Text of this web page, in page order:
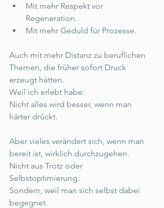
Mit mehr Respekt vor
Regeneration.
Mit mehr Geduld für Prozesse.
Auch mit mehr Distanz zu beruflichen
Themen, die früher sofort Druck
erzeugt hätten.
Weil ich erlebt habe:
Nicht alles wird besser, wenn man
härter drückt.
Aber vieles verändert sich, wenn man
bereit ist, wirklich durchzugehen.
Nicht aus Trotz oder
Selbstoptimierung.
Sondern, weil man sich selbst dabei
begegnet.